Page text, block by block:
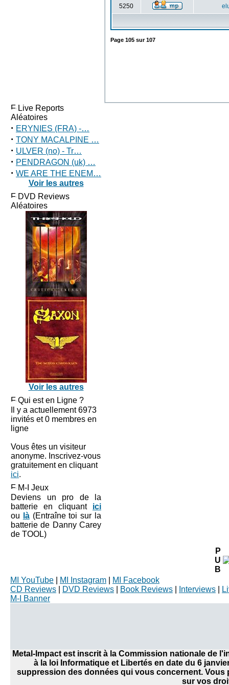
Live Reports
Aléatoires
· ERYNIES (FRA) -…
· TONY MACALPINE …
· ULVER (no) - Tr…
· PENDRAGON (uk) …
· WE ARE THE ENEM…
Voir les autres
DVD Reviews
Aléatoires
Voir les autres
Qui est en Ligne ?
Il y a actuellement 6973
invités et 0 membres en
ligne
Vous êtes un visiteur
anonyme. Inscrivez-vous
gratuitement en cliquant
ici.
M-I Jeux
Deviens un pro de la
batterie en cliquant ici
ou
là(Entraîne toi sur la
batterie de Danny Carey
de TOOL)
5250
Page 105 sur107
P
U
B
MI YouTube
MI Instagram
MI Facebook
CD Reviews
DVD Reviews Book Reviews Interviews
M-I Banner
Metal-Impact est inscrit à la Commission nationale de
à la loi Informatique et Libertés en date du 6
suppression des données qui vous concernent.
sur vos